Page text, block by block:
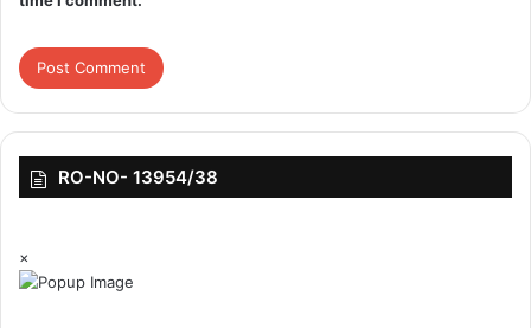
RO-NO- 13954/38
×